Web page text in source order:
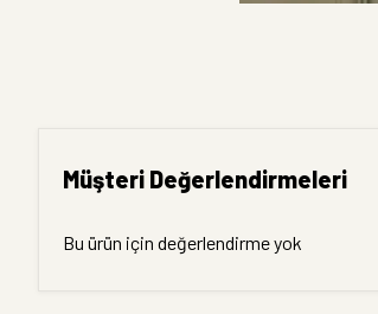
Müşteri Değerlendirmeleri
Bu ürün için değerlendirme yok